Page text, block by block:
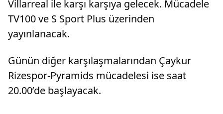
Villarreal ile karşı karşıya gelecek. Mücadele
TV100 ve S Sport Plus üzerinden
yayınlanacak.
Günün diğer karşılaşmalarından Çaykur
Rizespor-Pyramids mücadelesi ise saat
20.00’de başlayacak.